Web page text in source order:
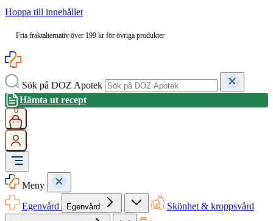
Hoppa till innehållet
Fria fraktalternativ över 199 kr för övriga produkter
Sök på DOZ Apotek
Hämta ut recept
0
Meny
Egenvård
Egenvård Skönhet & kroppsvård